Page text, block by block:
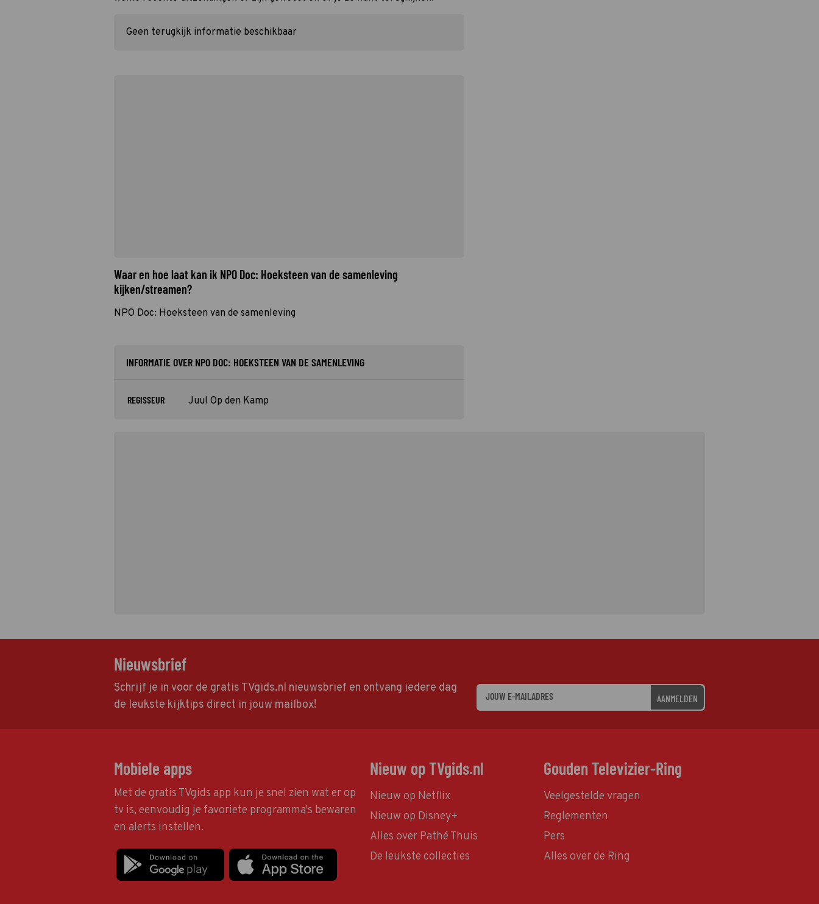
Geen terugkijk informatie beschikbaar
Waar en hoe laat kan ik NPO Doc: Hoeksteen van de samenleving
kijken/streamen?
NPO Doc: Hoeksteen van de samenleving
INFORMATIE OVER NPO DOC: HOEKSTEEN VAN DE SAMENLEVING
REGISSEUR Juul Op den Kamp
Nieuwsbrief
Schrijf je in voor de gratis TVgids.nl nieuwsbrief en ontvang iedere dag
de leukste kijktips direct in jouw mailbox!
AANMELDEN
Mobiele apps
Met de gratis TVgids app kun je snel zien wat er op
tv is, eenvoudig je favoriete programma's bewaren
en alerts instellen.
Nieuw op TVgids.nl
Nieuw op Netflix
Nieuw op Disney+
Alles over Pathé Thuis
De leukste collecties
Gouden Televizier-Ring
Veelgestelde vragen
Reglementen
Pers
Alles over de Ring